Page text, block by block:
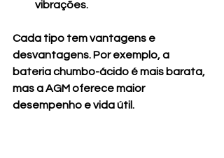
vibrações.
Cada tipo tem vantagens e
desvantagens. Por exemplo, a
bateria chumbo-ácido é mais barata,
mas a AGM oferece maior
desempenho e vida útil.